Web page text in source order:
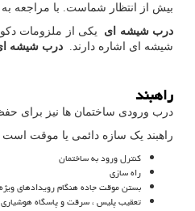
بیش از انتظار شماست. با مراجعه
درب شیشه ای یکی از ملزومات
شیشه ای اشاره دارند. درب شیشه ای
راهبند
درب ورودی ساختمان ها نیز برای حفظ
راهبند یک سازه دائمی یا موقت است
کنترل ورود به ساختمان
راه سازی
بستن موقت جاده هنگام رویدادهای ویژه
تعقیب پلیس ، سرقت و پاسگاه هوشیاری